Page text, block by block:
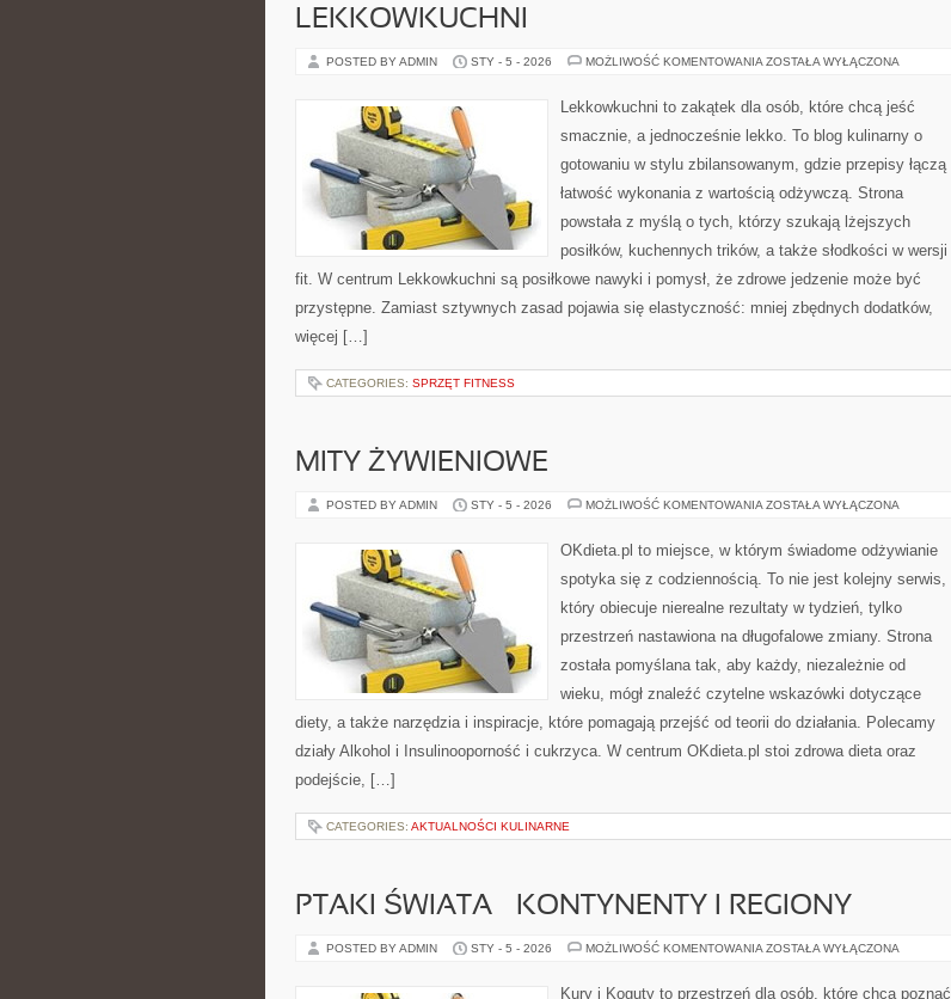
LEKKOWKUCHNI
POSTED BY ADMIN STY - 5 - 2026 MOŻLIWOŚĆ KOMENTOWANIA LEKKOWKUCHNI
ZOSTAŁA WYŁĄCZONA
Lekkowkuchni to zakątek dla osób, które chcą jeść
smacznie, a jednocześnie lekko. To blog kulinarny o
gotowaniu w stylu zbilansowanym, gdzie przepisy łączą
łatwość wykonania z wartością odżywczą. Strona
powstała z myślą o tych, którzy szukają lżejszych
posiłków, kuchennych trików, a także słodkości w wersji
fit. W centrum Lekkowkuchni są posiłkowe nawyki i pomysł, że zdrowe jedzenie może być
przystępne. Zamiast sztywnych zasad pojawia się elastyczność: mniej zbędnych dodatków,
więcej […]
CATEGORIES: SPRZĘT FITNESS
MITY ŻYWIENIOWE
POSTED BY ADMIN STY - 5 - 2026 MOŻLIWOŚĆ KOMENTOWANIA MITY
ZOSTAŁA WYŁĄCZONA
OKdieta.pl to miejsce, w którym świadome odżywianie
spotyka się z codziennością. To nie jest kolejny serwis,
który obiecuje nierealne rezultaty w tydzień, tylko
przestrzeń nastawiona na długofalowe zmiany. Strona
została pomyślana tak, aby każdy, niezależnie od
wieku, mógł znaleźć czytelne wskazówki dotyczące
diety, a także narzędzia i inspiracje, które pomagają przejść od teorii do działania. Polecamy
działy Alkohol i Insulinooporność i cukrzyca. W centrum OKdieta.pl stoi zdrowa dieta oraz
podejście, […]
CATEGORIES: AKTUALNOŚCI KULINARNE
PTAKI ŚWIATA – KONTYNENTY I REGIONY
POSTED BY ADMIN STY - 5 - 2026 MOŻLIWOŚĆ KOMENTOWANIA PTAKI
KONTYNENTY
ZOSTAŁA WYŁĄCZONA
Kury i Koguty to przestrzeń dla osób, które chcą poznać